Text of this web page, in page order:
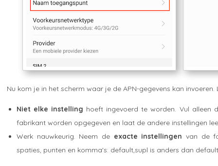
Nu kom je in het scherm waar je de APN-gegevens kan invoeren.
Niet elke instelling hoeft ingevoerd te worden. Vul alleen
fabrikant worden opgegeven en laat de andere instellingen
Werk nauwkeurig. Neem de exacte instellingen van de
spaties, punten en komma's: default,supl is anders dan